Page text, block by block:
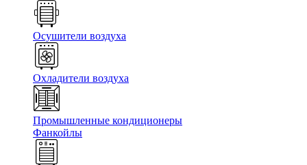
Осушители воздуха
Охладители воздуха
Промышленные кондиционеры
Фанкойлы